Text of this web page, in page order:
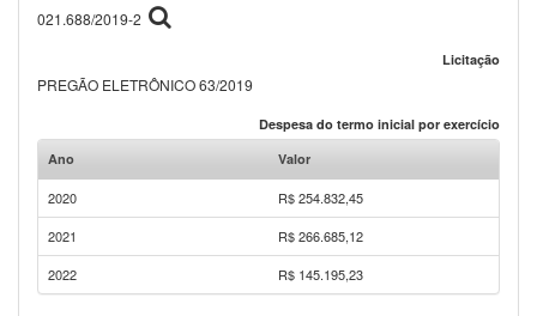
021.688/2019-2
Licitação
PREGÃO ELETRÔNICO 63/2019
Despesa do termo inicial por exercício
Ano
Valor
2020
R$ 254.832,45
2021
R$ 266.685,12
2022
R$ 145.195,23